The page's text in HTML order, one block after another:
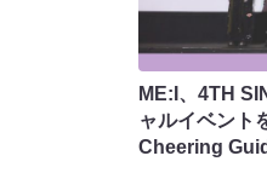
ME:I、4TH
ャルイベント
Cheering